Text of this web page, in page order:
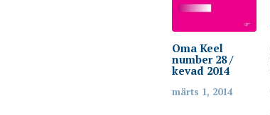
Oma Keel
number 28 /
kevad 2014
märts 1, 2014